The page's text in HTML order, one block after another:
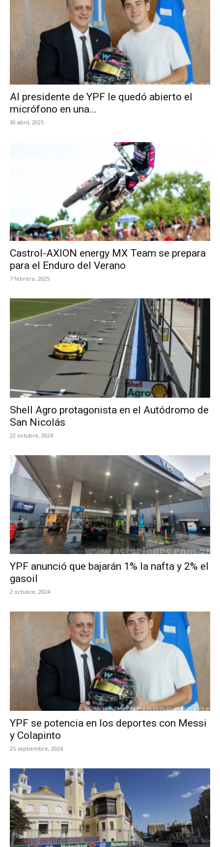
Al presidente de YPF le quedó abierto el
micrófono en una...
30 abril, 2025
Castrol-AXION energy MX Team se prepara
para el Enduro del Verano
7 febrero, 2025
Shell Agro protagonista en el Autódromo de
San Nicolás
22 octubre, 2024
YPF anunció que bajarán 1% la nafta y 2% el
gasoil
2 octubre, 2024
YPF se potencia en los deportes con Messi
y Colapinto
25 septiembre, 2024